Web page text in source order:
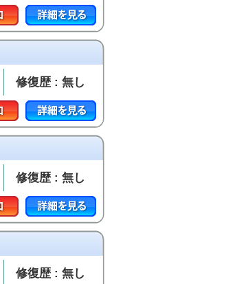
修復歴 : 無し
修復歴 : 無し
修復歴 : 無し